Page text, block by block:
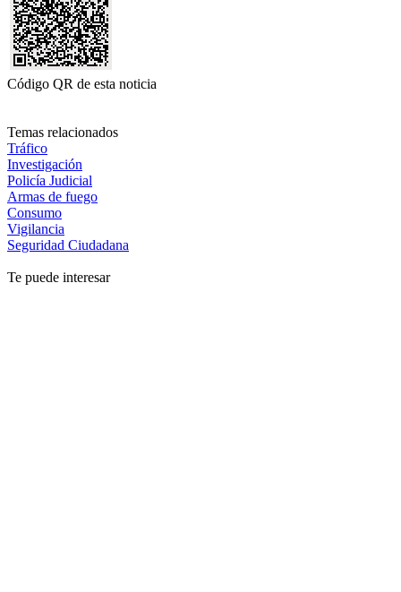
Código QR de esta noticia
Temas relacionados
Tráfico
Investigación
Policía Judicial
Armas de fuego
Consumo
Vigilancia
Seguridad Ciudadana
Te puede interesar